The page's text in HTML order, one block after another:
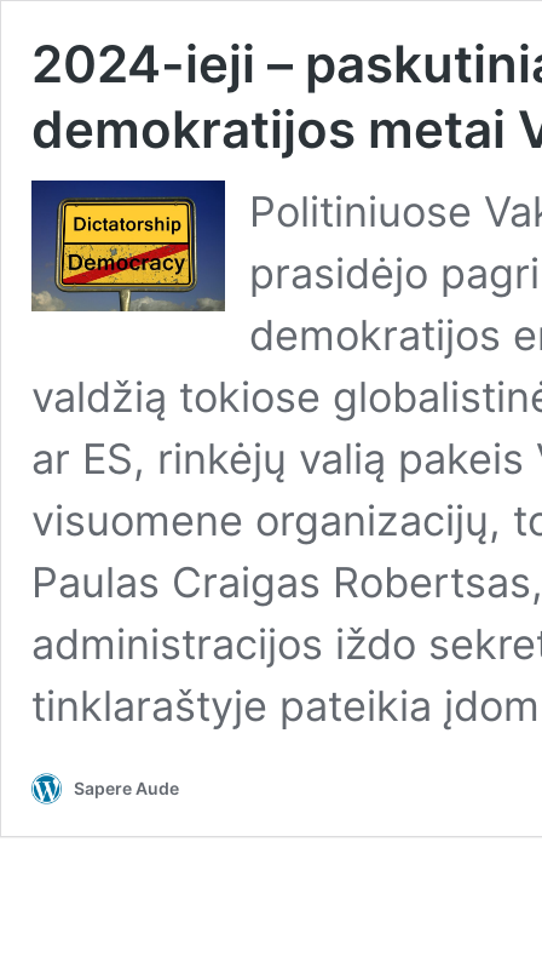
2024-ieji –
demokratijos metai
Politiniuose
prasidėjo
demokratijos
valdžią tokiose
ar ES, rinkėjų valią
visuomene organizacijų,
Paulas Craigas
administracijos iždo
tinklaraštyje pateikia
Sapere Aude